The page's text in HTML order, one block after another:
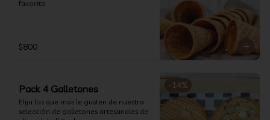
favorito
$800
-14%
Pack 4 Galletones
Elija los que mas le gusten de nuestra
selección de galletones artesanales de